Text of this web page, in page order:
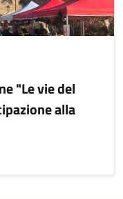
"Le vie del
alla